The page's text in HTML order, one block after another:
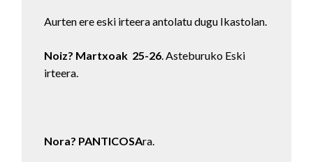
Aurten ere eski irteera antolatu dugu Ikastolan.
Noiz? Martxoak 25-26. Asteburuko Eski
irteera.
Nora? PANTICOSAra.